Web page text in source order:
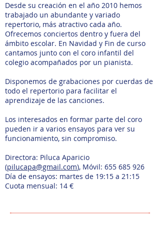
Desde su creación en el año 2010 hemos
trabajado un abundante y variado
repertorio, más atractivo cada año.
Ofrecemos conciertos dentro y fuera del
ámbito escolar. En Navidad y Fin de curso
cantamos junto con el coro infantil del
colegio acompañados por un pianista.
Disponemos de grabaciones por cuerdas de
todo el repertorio para facilitar el
aprendizaje de las canciones.
Los interesados en formar parte del coro
pueden ir a varios ensayos para ver su
funcionamiento, sin compromiso.
Directora: Piluca Aparicio
(pilucapa@gmail.com), Móvil: 655 685 926
Día de ensayos: martes de 19:15 a 21:15
Cuota mensual: 14 €